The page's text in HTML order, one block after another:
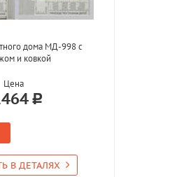
дома МД-998 с
и ковкой
Цена
В ДЕТАЛЯХ